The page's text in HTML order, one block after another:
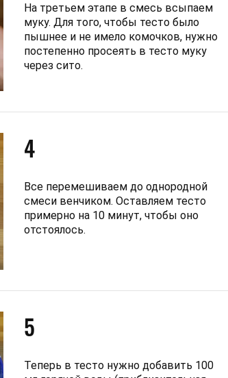
На третьем этапе в смесь всыпаем
муку. Для того, чтобы тесто было
пышнее и не имело комочков, нужно
постепенно просеять в тесто муку
через сито.
4
Все перемешиваем до однородной
смеси венчиком. Оставляем тесто
примерно на 10 минут, чтобы оно
отстоялось.
5
Теперь в тесто нужно добавить 100